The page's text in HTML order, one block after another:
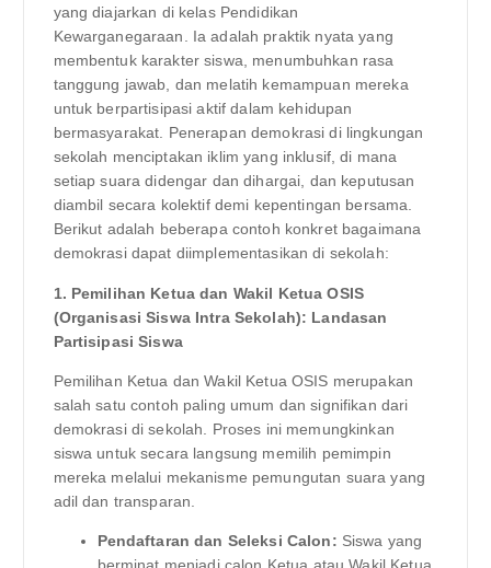
yang diajarkan di kelas Pendidikan
Kewarganegaraan. Ia adalah praktik nyata yang
membentuk karakter siswa, menumbuhkan rasa
tanggung jawab, dan melatih kemampuan mereka
untuk berpartisipasi aktif dalam kehidupan
bermasyarakat. Penerapan demokrasi di lingkungan
sekolah menciptakan iklim yang inklusif, di mana
setiap suara didengar dan dihargai, dan keputusan
diambil secara kolektif demi kepentingan bersama.
Berikut adalah beberapa contoh konkret bagaimana
demokrasi dapat diimplementasikan di sekolah:
1. Pemilihan Ketua dan Wakil Ketua OSIS
(Organisasi Siswa Intra Sekolah): Landasan
Partisipasi Siswa
Pemilihan Ketua dan Wakil Ketua OSIS merupakan
salah satu contoh paling umum dan signifikan dari
demokrasi di sekolah. Proses ini memungkinkan
siswa untuk secara langsung memilih pemimpin
mereka melalui mekanisme pemungutan suara yang
adil dan transparan.
Pendaftaran dan Seleksi Calon: Siswa yang
berminat menjadi calon Ketua atau Wakil Ketua